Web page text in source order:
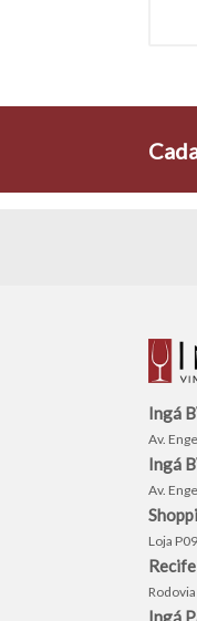
Ingá
Av.
Ingá
Av.
Loja
Ingá